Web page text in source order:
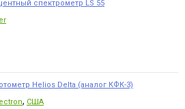
спектрометр LS 55
Helios Delta (аналог КФК-3)
, США